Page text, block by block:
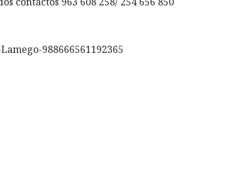
988666561192365